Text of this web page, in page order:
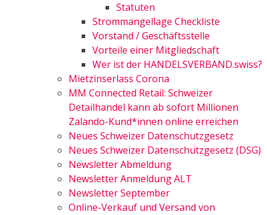
Statuten
Strommangellage Checkliste
Vorstand / Geschäftsstelle
Vorteile einer Mitgliedschaft
Wer ist der HANDELSVERBAND.swiss?
Mietzinserlass Corona
MM Connected Retail: Schweizer
Detailhandel kann ab sofort Millionen
Zalando-Kund*innen online erreichen
Neues Schweizer Datenschutzgesetz
Neues Schweizer Datenschutzgesetz (DSG)
Newsletter Abmeldung
Newsletter Anmeldung ALT
Newsletter September
Online-Verkauf und Versand von